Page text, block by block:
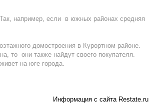
например, если в южных районах средняя
домостроения в Курортном районе.
то они также найдут своего покупателя.
на юге города.
Информация с сайта Restate.ru